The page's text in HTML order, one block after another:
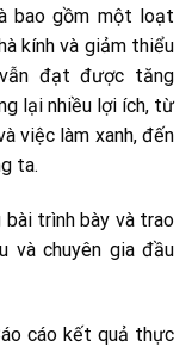
bao gồm một loạt
kính và giảm thiểu
đạt được tăng
lại nhiều lợi ích, từ
việc làm xanh, đến
ta.
trình bày và trao
và chuyên gia đầu
cáo kết quả thực